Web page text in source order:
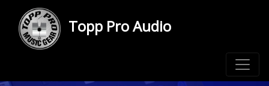
Topp Pro Audio